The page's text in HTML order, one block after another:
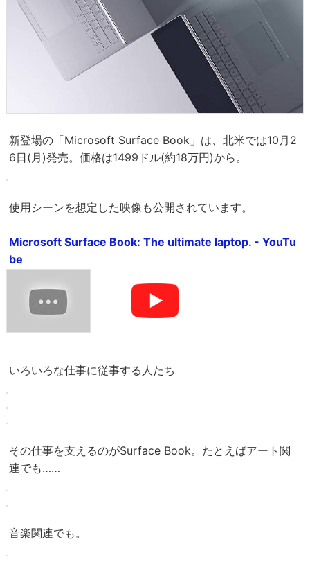
新登場の「Microsoft Surface Book」は、北米では10月2
6日(月)発売。価格は1499ドル(約18万円)から。
使用シーンを想定した映像も公開されています。
いろいろな仕事に従事する人たち